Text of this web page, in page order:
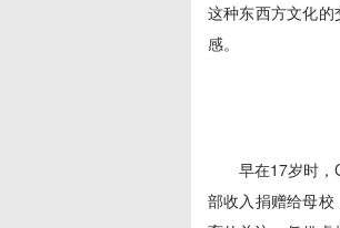
这种东西方文化
感。
早在17岁时
部收入捐赠给母